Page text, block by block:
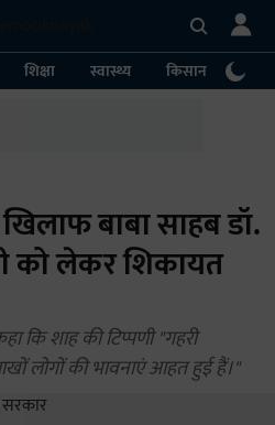
शिक्षा स्वास्थ्य किसान
बाबा साहब डॉ.
को लेकर शिकायत
कि शाह की टिप्पणी "गहरी
लोगों की भावनाएं आहत हुई हैं।"